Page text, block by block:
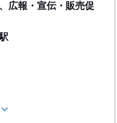
広報・宣伝・販売促